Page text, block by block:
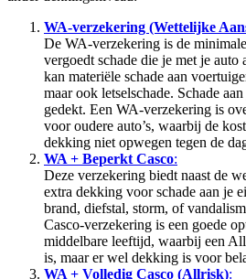
WA-verzekering (Wettelijke
De WA-verzekering is de
vergoedt schade die je met je auto
kan materiële schade aan
maar ook letselschade. Schade
gedekt. Een WA-verzekering is
voor oudere auto’s, waarbij de
dekking niet opwegen tegen de
WA + Beperkt Casco:
Deze verzekering biedt naast de
extra dekking voor schade aan je
brand, diefstal, storm, of
Casco-verzekering is een goede
middelbare leeftijd, waarbij een
is, maar er wel dekking is voor
WA + Volledig Casco (Allrisk):